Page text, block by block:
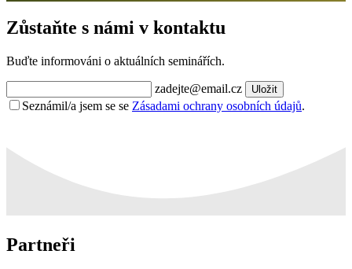
Zůstaňte s námi v kontaktu
Buďte informováni o aktuálních seminářích.
zadejte@email.cz Uložit
Seznámil/a jsem se se Zásadami ochrany osobních údajů.
Partneři